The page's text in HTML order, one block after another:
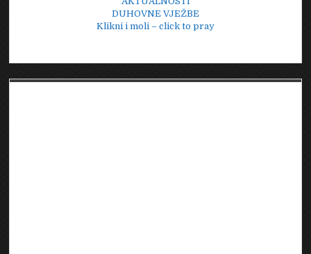
DUHOVNE VJEŽBE
Klikni i moli – click to pray